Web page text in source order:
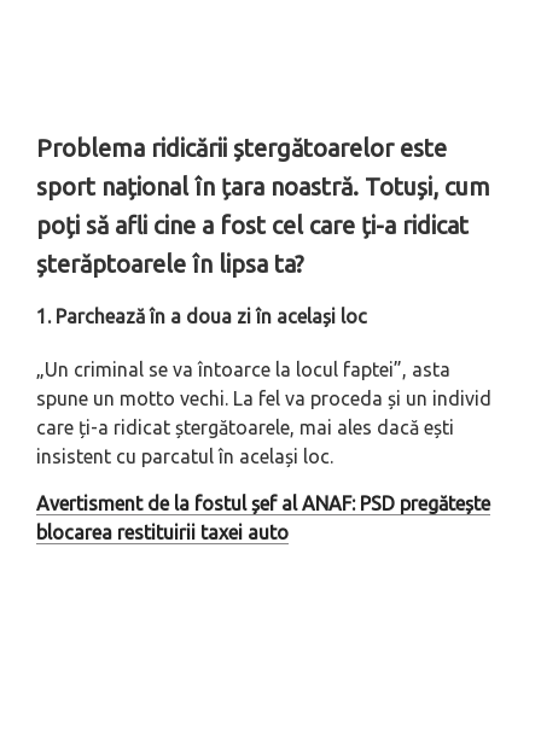
Problema ridicării ștergătoarelor este
sport național în țara noastră. Totuși, cum
poți să afli cine a fost cel care ți-a ridicat
șterăptoarele în lipsa ta?
1. Parchează în a doua zi în același loc
„Un criminal se va întoarce la locul faptei”, asta
spune un motto vechi. La fel va proceda și un individ
care ți-a ridicat ștergătoarele, mai ales dacă ești
insistent cu parcatul în același loc.
Avertisment de la fostul șef al ANAF: PSD pregătește
blocarea restituirii taxei auto